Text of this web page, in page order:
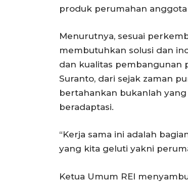
produk perumahan anggota
Menurutnya, sesuai
membutuhkan solusi dan
dan kualitas pembangunan
Suranto, dari sejak zaman
bertahankan bukanlah
beradaptasi.
“Kerja sama ini adalah
yang kita geluti yakni
Ketua Umum REI